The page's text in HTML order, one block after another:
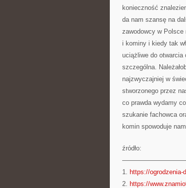
konieczność
da nam szansę na
zawodowcy w Polsce
i kominy i kiedy tak
uciążliwe do
szczególna.
najzwyczajniej w
stworzonego przez
co prawda wydamy
szukanie fachowca
komin spowoduje
źródło:
1. https://ogrodzenia-
2. https://